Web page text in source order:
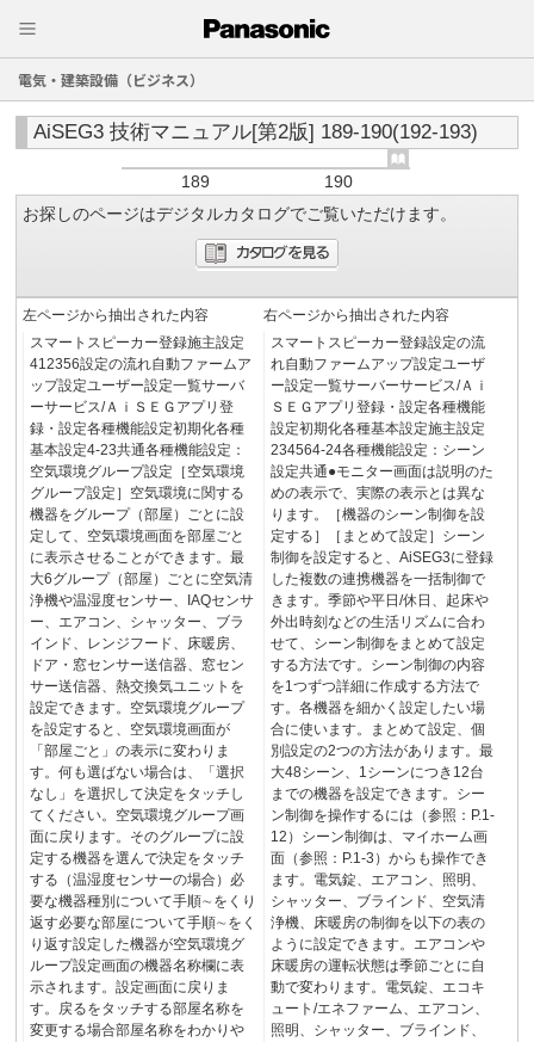
電気・建築設備（ビジネス）
AiSEG3 技術マニュアル[第2版] 189-190(192-193)
189
190
お探しのページはデジタルカタログでご覧いただけます。
左ページから抽出された内容
スマートスピーカー登録施主設定
412356設定の流れ自動ファームア
ップ設定ユーザー設定一覧サーバ
ーサービス/ＡｉＳＥＧアプリ登
録・設定各種機能設定初期化各種
基本設定4-23共通各種機能設定：
空気環境グループ設定［空気環境
グループ設定］空気環境に関する
機器をグループ（部屋）ごとに設
定して、空気環境画面を部屋ごと
に表示させることができます。最
大6グループ（部屋）ごとに空気清
浄機や温湿度センサー、IAQセンサ
ー、エアコン、シャッター、ブラ
インド、レンジフード、床暖房、
ドア・窓センサー送信器、窓セン
サー送信器、熱交換気ユニットを
設定できます。空気環境グループ
を設定すると、空気環境画面が
「部屋ごと」の表示に変わりま
す。何も選ばない場合は、「選択
なし」を選択して決定をタッチし
てください。空気環境グループ画
面に戻ります。そのグループに設
定する機器を選んで決定をタッチ
する（温湿度センサーの場合）必
要な機器種別について手順∼をくり
返す必要な部屋について手順∼をく
り返す設定した機器が空気環境グ
ループ設定画面の機器名称欄に表
示されます。設定画面に戻りま
す。戻るをタッチする部屋名称を
変更する場合部屋名称をわかりや
右ページから抽出された内容
スマートスピーカー登録設定の流
れ自動ファームアップ設定ユーザ
ー設定一覧サーバーサービス/Ａｉ
ＳＥＧアプリ登録・設定各種機能
設定初期化各種基本設定施主設定
234564-24各種機能設定：シーン
設定共通●モニター画面は説明のた
めの表示で、実際の表示とは異な
ります。［機器のシーン制御を設
定する］［まとめて設定］シーン
制御を設定すると、AiSEG3に登録
した複数の連携機器を一括制御で
きます。季節や平日/休日、起床や
外出時刻などの生活リズムに合わ
せて、シーン制御をまとめて設定
する方法です。シーン制御の内容
を1つずつ詳細に作成する方法で
す。各機器を細かく設定したい場
合に使います。まとめて設定、個
別設定の2つの方法があります。最
大48シーン、1シーンにつき12台
までの機器を設定できます。シー
ン制御を操作するには（参照：P.1-
12）シーン制御は、マイホーム画
面（参照：P.1-3）からも操作でき
ます。電気錠、エアコン、照明、
シャッター、ブラインド、空気清
浄機、床暖房の制御を以下の表の
ように設定できます。エアコンや
床暖房の運転状態は季節ごとに自
動で変わります。電気錠、エコキ
ュート/エネファーム、エアコン、
照明、シャッター、ブラインド、